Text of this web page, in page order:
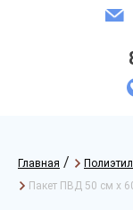
Главная /
Пакет ПВД 50 см х